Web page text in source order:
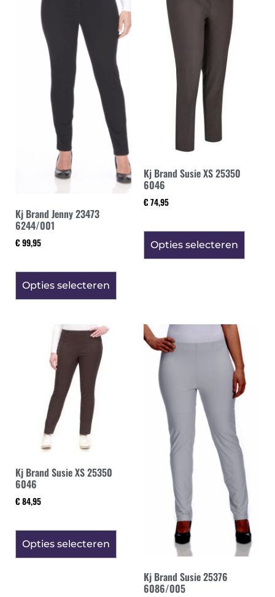
Kj Brand Jenny 23473
6244/001
€ 99,95
Opties selecteren
Kj Brand Susie XS 25350
6046
€ 74,95
Opties selecteren
Kj Brand Susie XS 25350
6046
€ 84,95
Opties selecteren
Kj Brand Susie 25376
6086/005